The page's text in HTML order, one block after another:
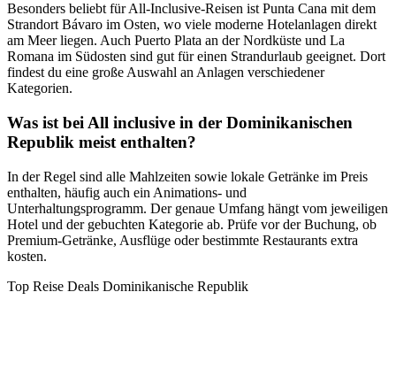
Besonders beliebt für All-Inclusive-Reisen ist Punta Cana mit dem
Strandort Bávaro im Osten, wo viele moderne Hotelanlagen direkt
am Meer liegen. Auch Puerto Plata an der Nordküste und La
Romana im Südosten sind gut für einen Strandurlaub geeignet. Dort
findest du eine große Auswahl an Anlagen verschiedener
Kategorien.
Was ist bei All inclusive in der Dominikanischen
Republik meist enthalten?
In der Regel sind alle Mahlzeiten sowie lokale Getränke im Preis
enthalten, häufig auch ein Animations- und
Unterhaltungsprogramm. Der genaue Umfang hängt vom jeweiligen
Hotel und der gebuchten Kategorie ab. Prüfe vor der Buchung, ob
Premium-Getränke, Ausflüge oder bestimmte Restaurants extra
kosten.
Top Reise Deals Dominikanische Republik